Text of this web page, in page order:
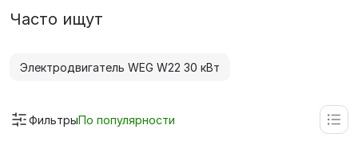
Часто ищут
Электродвигатель WEG W22 30 кВт
ФильтрыПо популярности